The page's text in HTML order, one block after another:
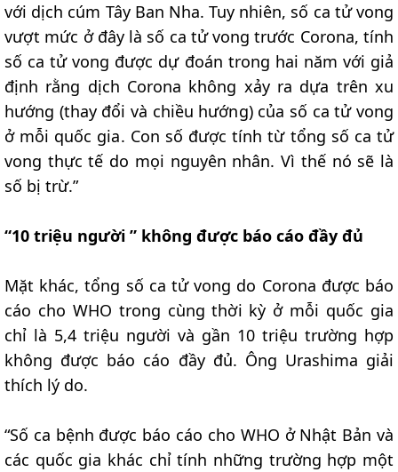
với dịch cúm Tây Ban Nha. Tuy nhiên, số ca tử vong
vượt mức ở đây là số ca tử vong trước Corona, tính
số ca tử vong được dự đoán trong hai năm với giả
định rằng dịch Corona không xảy ra dựa trên xu
hướng (thay đổi và chiều hướng) của số ca tử vong
ở mỗi quốc gia. Con số được tính từ tổng số ca tử
vong thực tế do mọi nguyên nhân. Vì thế nó sẽ là
số bị trừ.”
“10 triệu người ” không được báo cáo đầy đủ
Mặt khác, tổng số ca tử vong do Corona được báo
cáo cho WHO trong cùng thời kỳ ở mỗi quốc gia
chỉ là 5,4 triệu người và gần 10 triệu trường hợp
không được báo cáo đầy đủ. Ông Urashima giải
thích lý do.
“Số ca bệnh được báo cáo cho WHO ở Nhật Bản và
các quốc gia khác chỉ tính những trường hợp một